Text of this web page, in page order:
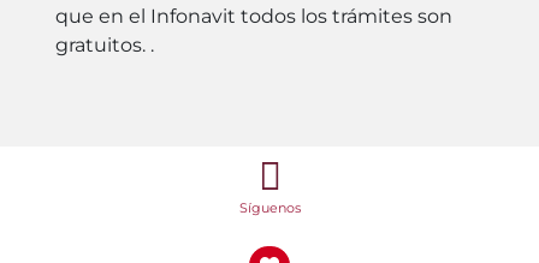
que en el Infonavit todos los trámites son
gratuitos. .
Síguenos